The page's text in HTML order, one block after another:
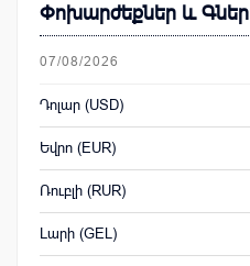
Փոխարժեքներ և Գներ
07/08/2026
Դոլար (USD)
Եվրո (EUR)
Ռուբլի (RUR)
Լարի (GEL)